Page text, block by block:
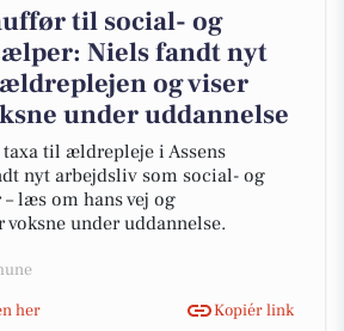
til social- og
Niels fandt nyt
og viser
under uddannelse
til ældrepleje i Assens
nyt arbejdsliv som social- og
læs om hans vej og
under uddannelse.
her
Kopiér link